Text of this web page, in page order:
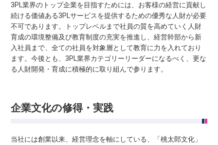
3PL業界のトップ企業を目指すためには、お客様の経営に貢献し
続ける価値ある3PLサービスを提供するための優秀な人財が必要
不可であります。トップレベルまで社員の質を高めていく人財
育成の環境整備及び教育制度の充実を推進し、経営幹部から新
入社員まで、全ての社員を対象層として教育に力を入れており
ます。今後とも、3PL業界カテゴリーリーダーになるべく、更な
る人財開発・育成に積極的に取り組んで参ります。
企業文化の修得・実践
当社には創業以来、経営理念を軸にしている、「桃太郎文化」